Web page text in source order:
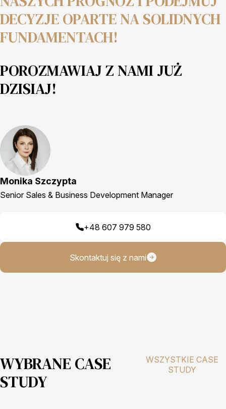
DECYZJE OPARTE NA SOLIDNYCH
FUNDAMENTACH!
POROZMAWIAJ Z NAMI JUŻ
DZISIAJ!
Monika Szczypta
Senior Sales & Business Development Manager
+48 607 979 580
Skontaktuj się z nami
WYBRANE CASE
STUDY
WSZYSTKIE CASE
STUDY